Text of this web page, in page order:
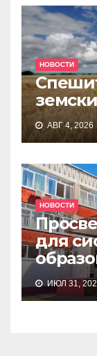
НОВОСТИ
АВГ 4, 2026
НОВОСТИ
для
ИЮЛ 31,